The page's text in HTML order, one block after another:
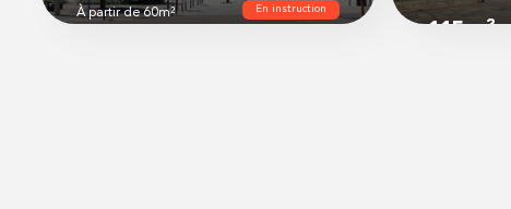
À partir de 60m² En instruction
115m²